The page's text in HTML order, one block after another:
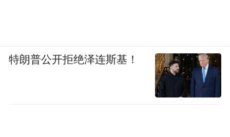
特朗普公开拒绝泽连斯基！